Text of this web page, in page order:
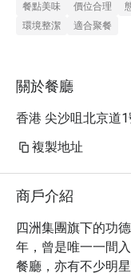
餐點美味 價位合理
環境整潔
適合聚餐
關於餐廳
香港 尖沙咀北京道
複製地址
商戶介紹
四洲集團旗下的功
年，曾是唯一一間
餐廳，亦有不少明